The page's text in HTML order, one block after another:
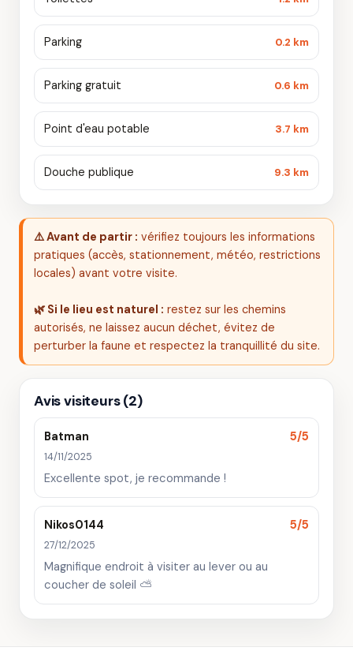
Parking 0.2 km
Parking gratuit 0.6 km
Point d'eau potable 3.7 km
Douche publique 9.3 km
⚠️ Avant de partir : vérifiez toujours les informations
pratiques (accès, stationnement, météo, restrictions
locales) avant votre visite.
🌿 Si le lieu est naturel : restez sur les chemins
autorisés, ne laissez aucun déchet, évitez de
perturber la faune et respectez la tranquillité du site.
Avis visiteurs (2)
Batman 5/5
14/11/2025
Excellente spot, je recommande !
Nikos0144 5/5
27/12/2025
Magnifique endroit à visiter au lever ou au
coucher de soleil ⛅